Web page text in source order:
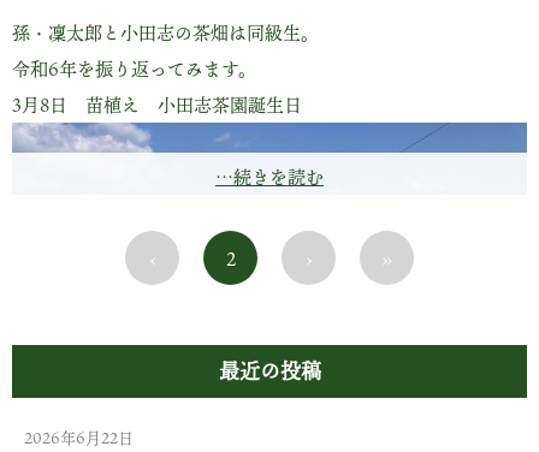
孫・凜太郎と小田志の茶畑は同級生。
令和6年を振り返ってみます。
3月8日 苗植え 小田志茶園誕生日
…続きを読む
‹ 2 › »
最近の投稿
2026年6月22日